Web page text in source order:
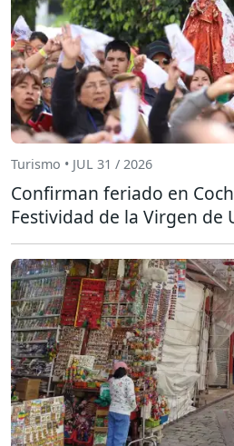
Turismo • JUL 31 / 2026
Confirman feriado en
Festividad de la Virgen de